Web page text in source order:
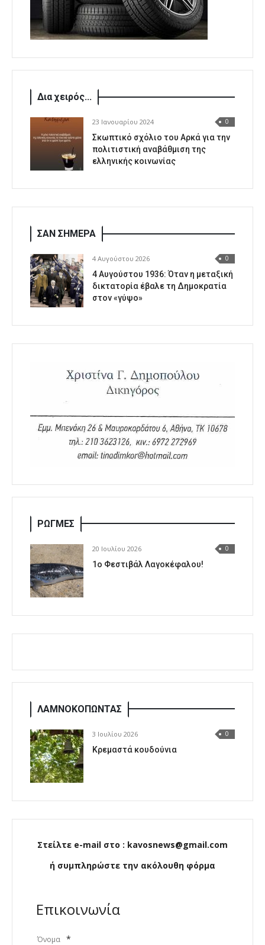
Δια χειρός...
23 Ιανουαρίου 2024 0
Σκωπτικό σχόλιο του Αρκά για την
πολιτιστική αναβάθμιση της
ελληνικής κοινωνίας
ΣΑΝ ΣΗΜΕΡΑ
4 Αυγούστου 2026 0
4 Αυγούστου 1936: Όταν η μεταξική
δικτατορία έβαλε τη Δημοκρατία
στον «γύψο»
ΡΩΓΜΕΣ
20 Ιουλίου 2026 0
1o Φεστιβάλ Λαγοκέφαλου!
ΛΑΜΝΟΚΟΠΩΝΤΑΣ
3 Ιουλίου 2026 0
Κρεμαστά κουδούνια
Στείλτε e-mail στο : kavosnews@gmail.com
ή συμπληρώστε την ακόλουθη φόρμα
Επικοινωνία
Όνομα *